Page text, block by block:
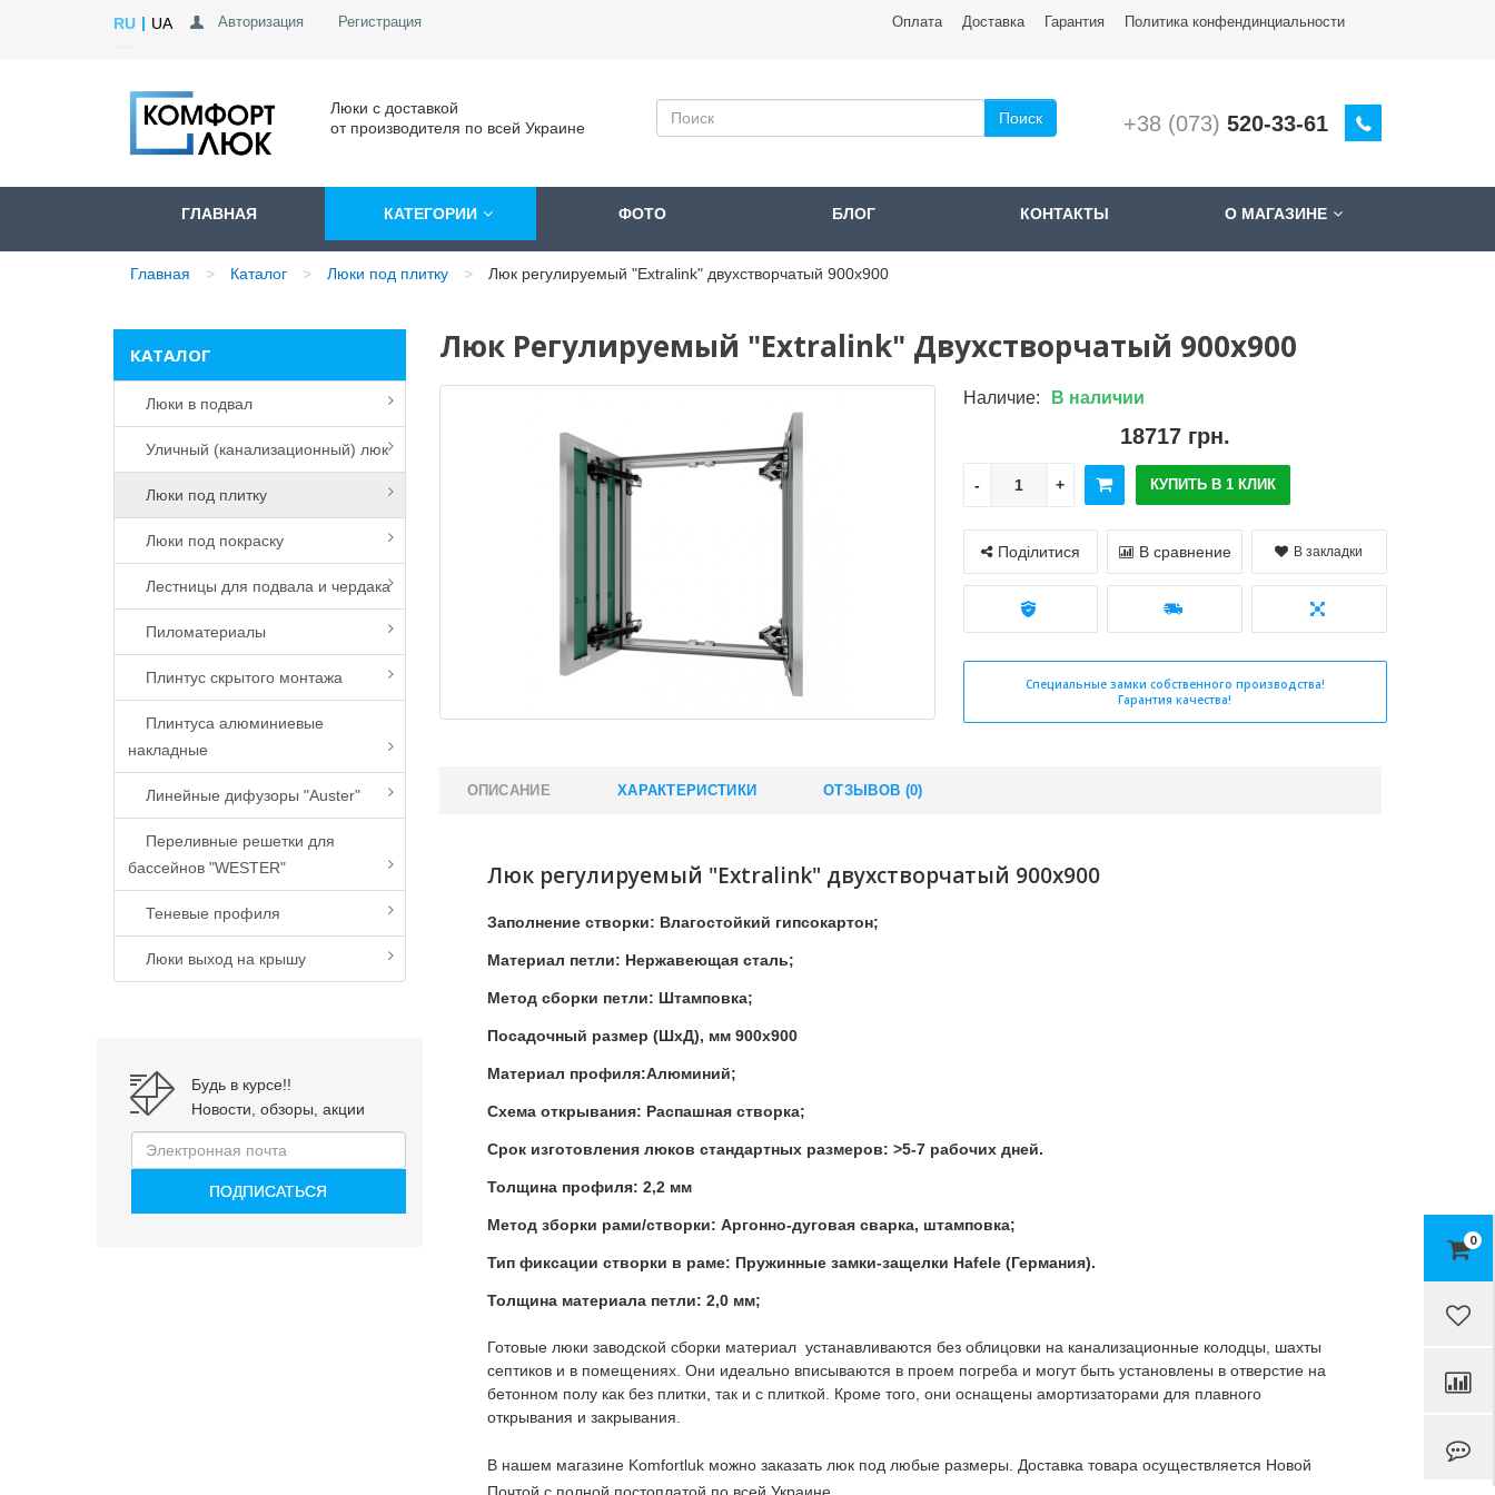
RU UA Авторизация Регистрация Оплата Доставка Гарантия Политика конфендинциальности
Люки с доставкой
от производителя по всей Украине
Поиск +38 (073) 520-33-61
ГЛАВНАЯ КАТЕГОРИИ ФОТО БЛОГ КОНТАКТЫ О МАГАЗИНЕ
0
Главная Каталог Люки под плитку Люк регулируемый "Extralink" двухстворчатый 900x900
КАТАЛОГ
Люки в подвал
Уличный (канализационный) люк
Люки под плитку
Люки под покраску
Лестницы для подвала и чердака
Пиломатериалы
Плинтус скрытого монтажа
Плинтуса алюминиевые
накладные
Линейные дифузоры "Auster"
Переливные решетки для
бассейнов "WESTER"
Теневые профиля
Люки выход на крышу
Будь в курсе!!
Новости, обзоры, акции
Люк Регулируемый "Extralink" Двухстворчатый 900x900
Наличие: В наличии
18717 грн.
КУПИТЬ В 1 КЛИК
Поділитися В сравнение В закладки
Специальные замки собственного производства!
Гарантия качества!
ОПИСАНИЕ ХАРАКТЕРИСТИКИ ОТЗЫВОВ (0)
Люк регулируемый "Extralink" двухстворчатый 900x900
Заполнение створки: Влагостойкий гипсокартон;
Материал петли: Нержавеющая сталь;
Метод сборки петли: Штамповка;
Посадочный размер (ШхД), мм 900x900
Материал профиля:Алюминий;
Схема открывания: Распашная створка;
Срок изготовления люков стандартных размеров: >5-7 рабочих дней.
Толщина профиля: 2,2 мм
Метод зборки рами/створки: Аргонно-дуговая сварка, штамповка;
Тип фиксации створки в раме: Пружинные замки-защелки Hafele (Германия).
Толщина материала петли: 2,0 мм;
Готовые люки заводской сборки материал устанавливаются без облицовки на канализационные колодцы, шахты
септиков и в помещениях. Они идеально вписываются в проем погреба и могут быть установлены в отверстие на
бетонном полу как без плитки, так и с плиткой. Кроме того, они оснащены амортизаторами для плавного
открывания и закрывания.
В нашем магазине Komfortluk можно заказать люк под любые размеры. Доставка товара осуществляется Новой